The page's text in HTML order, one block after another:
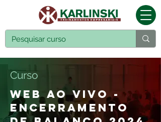
Curso
WEB AO VIVO -
ENCERRAMENTO